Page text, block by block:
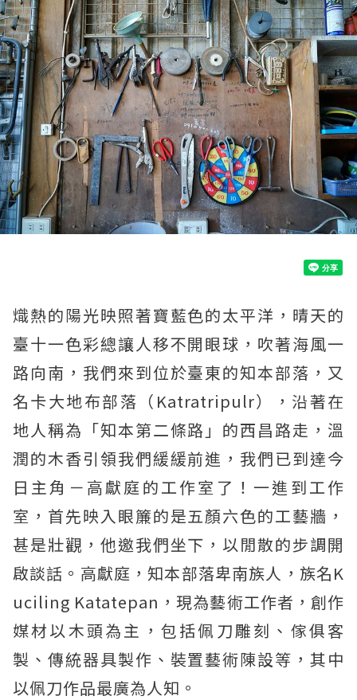
熾熱的陽光映照著寶藍色的太平洋，晴天的
臺十一色彩總讓人移不開眼球，吹著海風一
路向南，我們來到位於臺東的知本部落，又
名卡大地布部落（Katratripulr），沿著在
地人稱為「知本第二條路」的西昌路走，溫
潤的木香引領我們緩緩前進，我們已到達今
日主角－高獻庭的工作室了！一進到工作
室，首先映入眼簾的是五顏六色的工藝牆，
甚是壯觀，他邀我們坐下，以閒散的步調開
啟談話。高獻庭，知本部落卑南族人，族名K
uciling Katatepan，現為藝術工作者，創作
媒材以木頭為主，包括佩刀雕刻、傢俱客
製、傳統器具製作、裝置藝術陳設等，其中
以佩刀作品最廣為人知。